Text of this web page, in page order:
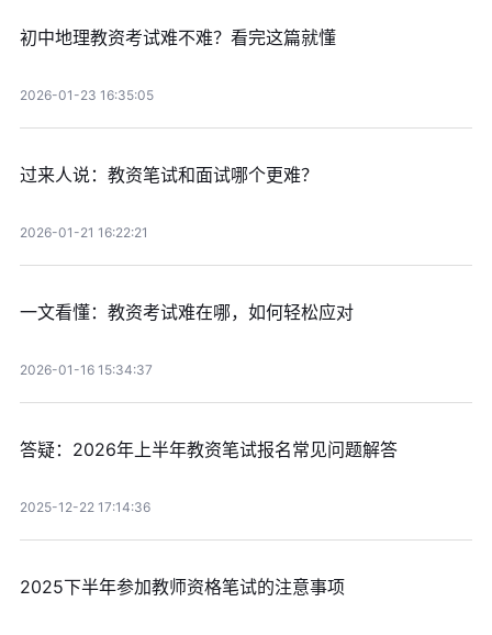
初中地理教资考试难不难？看完这篇就懂
2026-01-23 16:35:05
过来人说：教资笔试和面试哪个更难？
2026-01-21 16:22:21
一文看懂：教资考试难在哪，如何轻松应对
2026-01-16 15:34:37
答疑：2026年上半年教资笔试报名常见问题解答
2025-12-22 17:14:36
2025下半年参加教师资格笔试的注意事项